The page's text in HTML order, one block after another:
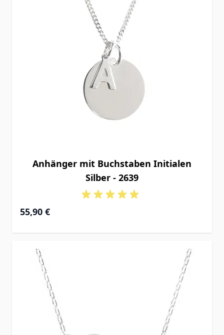
Anhänger mit Buchstaben Initialen
Silber - 2639
55,90 €